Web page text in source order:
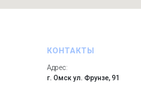
КОНТАКТЫ
Адрес:
г. Омск ул. Фрунзе, 91